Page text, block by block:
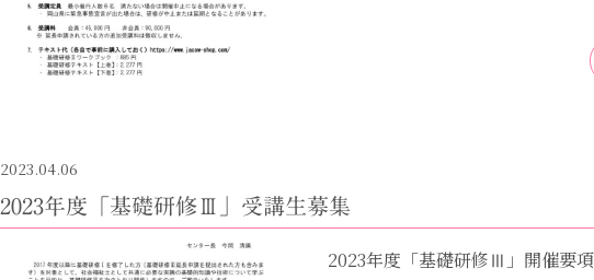
2023.04.06
2023年度「基礎研修Ⅲ」受講生募集
2023年度「基礎研修Ⅲ」開催要